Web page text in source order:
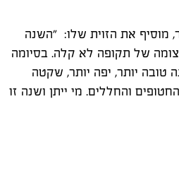
מוסיף את הזוית שלו: "השנה
של תקופה לא קלה. בסיומה
יותר, יפה יותר, שקטה
והחללים. מי ייתן ושנה זו